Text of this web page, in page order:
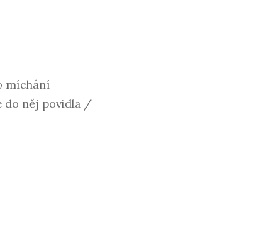
míchání
do něj povidla /